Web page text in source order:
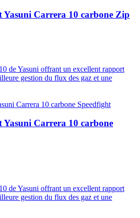
Yasuni Carrera 10 carbone Zip
de Yasuni offrant un excellent rapport
gestion du flux des gaz et une
Yasuni Carrera 10 carbone
de Yasuni offrant un excellent rapport
gestion du flux des gaz et une